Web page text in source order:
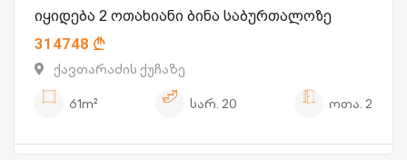
იყიდება 2 ოთახიანი ბინა საბურთალოზე
314748
ქავთარაძის ქუჩაზე
61m²
სარ. 20 ოთა. 2